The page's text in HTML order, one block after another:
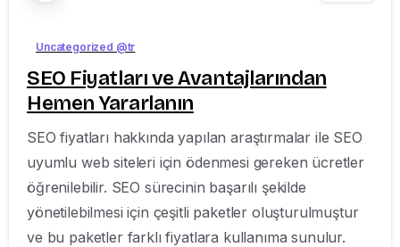
Uncategorized @tr
SEO Fiyatları ve Avantajlarından
Hemen Yararlanın
SEO fiyatları hakkında yapılan araştırmalar ile SEO
uyumlu web siteleri için ödenmesi gereken ücretler
öğrenilebilir. SEO sürecinin başarılı şekilde
yönetilebilmesi için çeşitli paketler oluşturulmuştur
ve bu paketler farklı fiyatlara kullanıma sunulur.